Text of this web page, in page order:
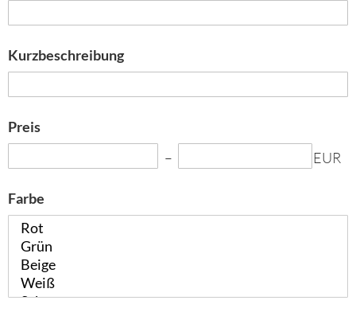
Kurzbeschreibung
Preis
EUR
Farbe